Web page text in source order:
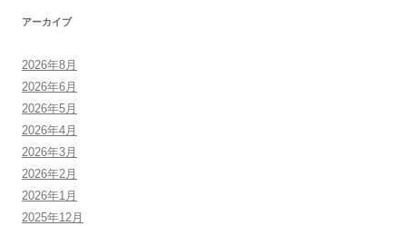
アーカイブ
2026年8月
2026年6月
2026年5月
2026年4月
2026年3月
2026年2月
2026年1月
2025年12月